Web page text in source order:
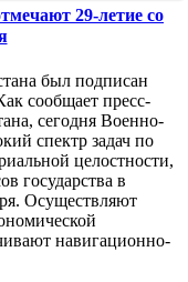
29-летие со
был подписан
сообщает пресс-
сегодня Военно-
спектр задач по
целостности,
государства в
Осуществляют
навигационно-